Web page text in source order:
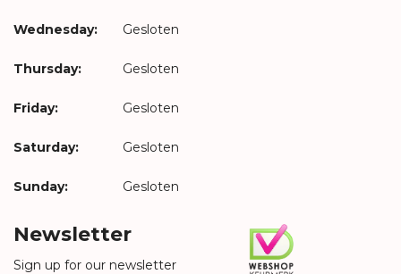
Wednesday: Gesloten
Thursday: Gesloten
Friday: Gesloten
Saturday: Gesloten
Sunday: Gesloten
Newsletter
Sign up for our newsletter